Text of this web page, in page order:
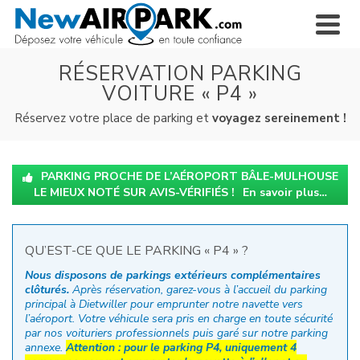
RÉSERVATION PARKING
VOITURE « P4 »
Réservez votre place de parking et voyagez sereinement !
PARKING PROCHE DE L’AÉROPORT BÂLE-MULHOUSE
LE MIEUX NOTÉ SUR AVIS-VÉRIFIÉS !
En savoir plus…
QU’EST-CE QUE LE PARKING « P4 » ?
Nous disposons de parkings extérieurs complémentaires
clôturés. Après réservation, garez-vous à l’accueil du parking
principal à Dietwiller pour emprunter notre navette vers
l’aéroport. Votre véhicule sera pris en charge en toute sécurité
par nos voituriers professionnels puis garé sur notre parking
annexe.Attention : pour le parking P4, uniquement 4